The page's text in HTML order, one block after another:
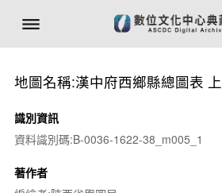
地圖名稱:漢中府西鄉縣總圖表 上
識別資訊
資料識別碼:B-0036-1622-38_m005_1
著作者